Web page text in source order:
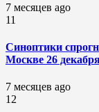
7 месяцев ago
11
Синоптики
Москве 26
7 месяцев ago
12